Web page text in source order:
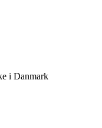
i Danmark